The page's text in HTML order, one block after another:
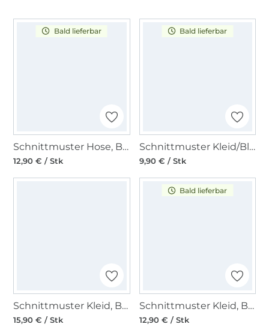
Bald lieferbar
Schnittmuster Hose, Burda 6229
12,90 € / Stk
Bald lieferbar
Schnittmuster Kleid/Bluse, Burda 5639
9,90 € / Stk
Schnittmuster Kleid, Burda 6496
15,90 € / Stk
Bald lieferbar
Schnittmuster Kleid, Burda 6663
12,90 € / Stk